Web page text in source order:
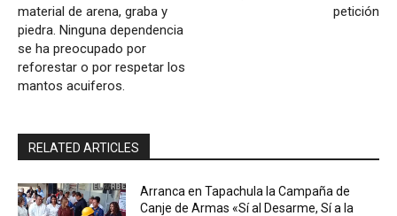
material de arena, graba y
piedra. Ninguna dependencia
se ha preocupado por
reforestar o por respetar los
mantos acuiferos.
petición
RELATED ARTICLES
Arranca en Tapachula la Campaña de
Canje de Armas «Sí al Desarme, Sí a la